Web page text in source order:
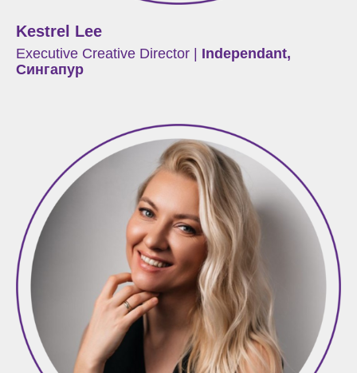
Kestrel Lee
Executive Creative Director
Independant,
Сингапур